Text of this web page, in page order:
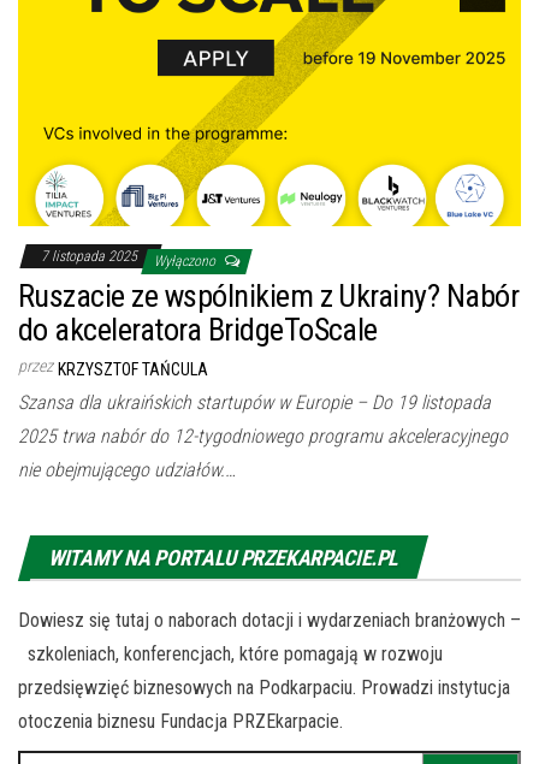
7 listopada 2025 Wyłączono
Ruszacie ze wspólnikiem z Ukrainy? Nabór
do akceleratora BridgeToScale
przez KRZYSZTOF TAŃCULA
Szansa dla ukraińskich startupów w Europie – Do 19 listopada
2025 trwa nabór do 12-tygodniowego programu akceleracyjnego
nie obejmującego udziałów.…
WITAMY NA PORTALU PRZEKARPACIE.PL
Dowiesz się tutaj o naborach dotacji i wydarzeniach branżowych –
szkoleniach, konferencjach, które pomagają w rozwoju
przedsięwzięć biznesowych na Podkarpaciu. Prowadzi instytucja
otoczenia biznesu Fundacja PRZEkarpacie.